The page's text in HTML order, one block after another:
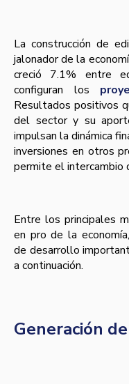
La construcción de
jalonador de la
creció 7.1% entre
configuran los
Resultados positivos
del sector y su
impulsan la dinámica
inversiones en otros
permite el intercambio
Entre los principales
en pro de la
de desarrollo
a continuación.
Generación